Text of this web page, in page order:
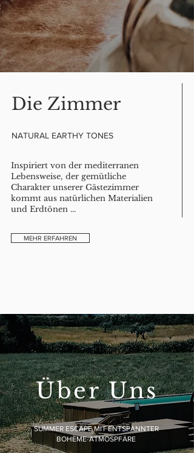
Die Zimmer
NATURAL EARTHY TONES
Inspiriert von der mediterranen
Lebensweise, der gemütliche
Charakter unserer Gästezimmer
kommt aus natürlichen Materialien
und Erdtönen ...
MEHR ERFAHREN
Über Uns
SUMMER ESCAPE MIT ENTSPANNTER
BOHÈME-ATMOSPFÄRE